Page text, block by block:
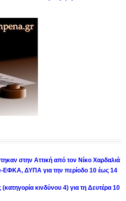
στην Αττική από τον Νίκο Χαρδαλιά
ΔΥΠΑ για την περίοδο 10 έως 14
κινδύνου 4) για τη Δευτέρα 10